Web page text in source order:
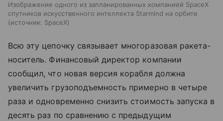
Изображение одного из запланированных компанией SpaceX
спутников искусственного интеллекта Starmind на орбите
источник: SpaceX
Всю эту цепочку связывает многоразовая ракета-
носитель. Финансовый директор компании
сообщил, что новая версия корабля должна
увеличить грузоподъемность примерно в четыре
раза и одновременно снизить стоимость запуска в
десять раз по сравнению с предыдущим